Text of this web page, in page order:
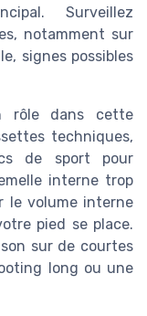
Surveillez
notamment sur
signes possibles
rôle dans cette
techniques,
de sport pour
interne trop
le volume interne
pied se place.
sur de courtes
long ou une